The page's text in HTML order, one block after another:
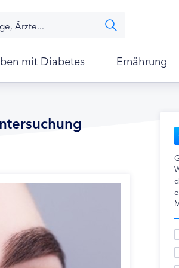
mit Diabetes Ernährung